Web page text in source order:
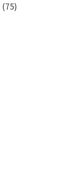
(75)